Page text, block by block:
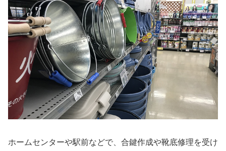
ホームセンターや駅前などで、合鍵作成や靴底修理を受け